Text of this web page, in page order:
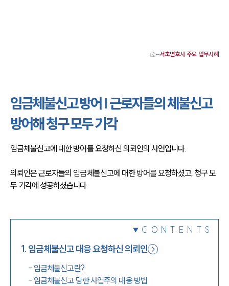
서초이혼전문변호사
서초학교폭력변호사
서초부동산변호사
서초음주운전·교통사고변호사
서초변호사 업무분야
서초변호사 주요 업무사례
서초변호사상담 상담접수
채용정보
1800-7905
서초변호사 주요 업무사례
임금체불신고 방어 | 근로자들의 체불신고
방어해 청구 모두 기각
임금체불신고에 대한 방어를 요청하신 의뢰인의 사연입니다.
의뢰인은 근로자들의 임금체불신고에 대한 방어를 요청하셨고, 청구 모
두 기각에 성공하셨습니다.
CONTENTS
1. 임금체불신고 대응 요청하신 의뢰인
- 임금체불신고란?
- 임금체불신고 당한 사업주의 대응 방법